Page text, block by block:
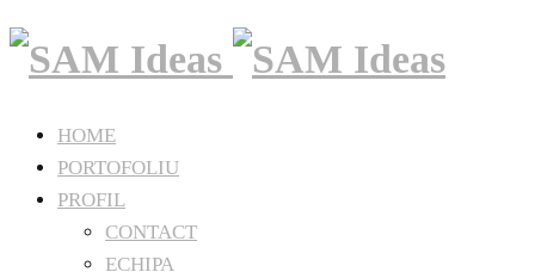
HOME
PORTOFOLIU
PROFIL
CONTACT
ECHIPA